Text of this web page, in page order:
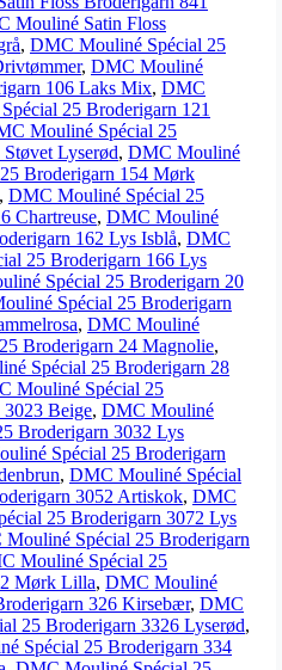
Mouliné Satin Floss
, DMC Mouliné Spécial 25
, DMC Mouliné
106 Laks Mix, DMC
25 Broderigarn 121
Mouliné Spécial 25
Lyserød, DMC Mouliné
Broderigarn 154 Mørk
, DMC Mouliné Spécial 25
Chartreuse, DMC Mouliné
162 Lys Isblå, DMC
25 Broderigarn 166 Lys
Spécial 25 Broderigarn 20
Spécial 25 Broderigarn
, DMC Mouliné
Broderigarn 24 Magnolie,
Spécial 25 Broderigarn 28
Mouliné Spécial 25
Beige, DMC Mouliné
Broderigarn 3032 Lys
Spécial 25 Broderigarn
, DMC Mouliné Spécial
3052 Artiskok, DMC
25 Broderigarn 3072 Lys
Spécial 25 Broderigarn
Mouliné Spécial 25
Mørk Lilla, DMC Mouliné
326 Kirsebær, DMC
25 Broderigarn 3326 Lyserød,
Spécial 25 Broderigarn 334